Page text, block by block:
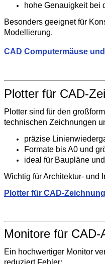
hohe Genauigkeit bei
Besonders geeignet für
Modellierung.
CAD Computermäuse
Plotter für CAD-
Plotter sind für den
technischen Zeichnungen
präzise
Formate bis A0 und
ideal für Baupläne
Wichtig für Architektur- und
Plotter für CAD-
Monitore für CAD-
Ein hochwertiger Monitor